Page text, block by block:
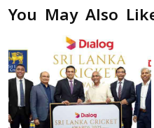
You May Also